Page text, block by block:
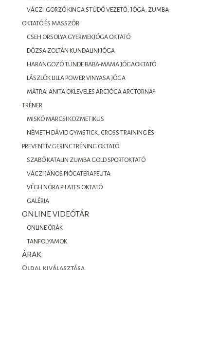
VÁCZI-GORZÓ KINGA STÚDÓ VEZETŐ, JÓGA, ZUMBA
OKTATÓ ÉS MASSZŐR
CSEH ORSOLYA GYERMEKJÓGA OKTATÓ
DÓZSA ZOLTÁN KUNDALINI JÓGA
HARANGOZÓ TÜNDE BABA-MAMA JÓGAOKTATÓ
LÁSZLÓK LILLA POWER VINYASA JÓGA
MÁTRAI ANITA OKLEVELES ARCJÓGA ARCTORNA®
TRÉNER
MISKÓ MARCSI KOZMETIKUS
NÉMETH DÁVID GYMSTICK, CROSS TRAINING ÉS
PREVENTÍV GERINCTRÉNING OKTATÓ
SZABÓ KATALIN ZUMBA GOLD SPORTOKTATÓ
VÁCZI JÁNOS PIÓCATERAPEUTA
VÉGH NÓRA PILATES OKTATÓ
GALÉRIA
ONLINE VIDEÓTÁR
ONLINE ÓRÁK
TANFOLYAMOK
ÁRAK
Oldal kiválasztása